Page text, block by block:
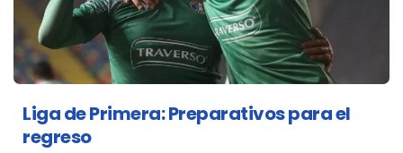
Liga de Primera: Preparativos para el
regreso